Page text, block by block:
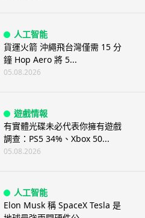
人工智能
貨運火箭 沖繩飛台灣僅需 15 分
鐘 Hop Aero 將 5...
05.08.2026
遊戲情報
有實體光碟未必代表你擁有遊戲
調查：PS5 34%、Xbox 50...
05.08.2026
人工智能
Elon Musk 稱 SpaceX Tesla 是